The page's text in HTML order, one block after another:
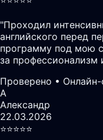
"Проходил
английского перед
программу под мою
за профессионализм
Проверено • Онлайн-
А
Александр
22.03.2026
⭐️⭐️⭐️⭐️⭐️